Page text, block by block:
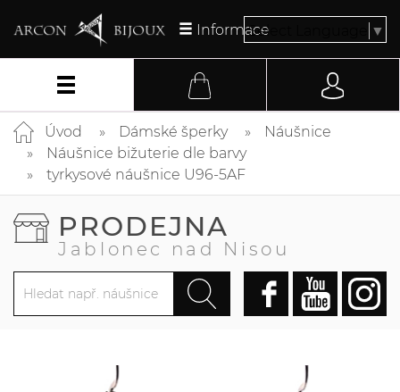
InformaceSelect Language ▼
Úvod Dámské šperky
Náušnice
Náušnice bižuterie dle barvy
tyrkysové náušnice U96-5AF
PRODEJNA
Jablonec nad Nisou